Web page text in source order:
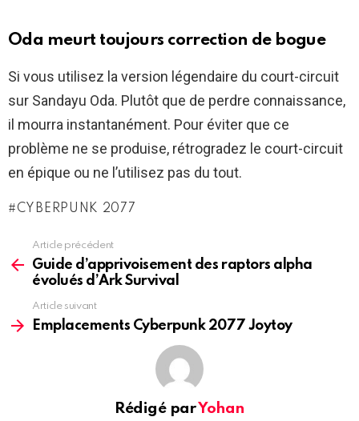
Oda meurt toujours correction de bogue
Si vous utilisez la version légendaire du court-circuit
sur Sandayu Oda. Plutôt que de perdre connaissance,
il mourra instantanément. Pour éviter que ce
problème ne se produise, rétrogradez le court-circuit
en épique ou ne l’utilisez pas du tout.
CYBERPUNK 2077
more
Article précédent
Guide d’apprivoisement des raptors alpha
évolués d’Ark Survival
Article suivant
Emplacements Cyberpunk 2077 Joytoy
Rédigé parYohan